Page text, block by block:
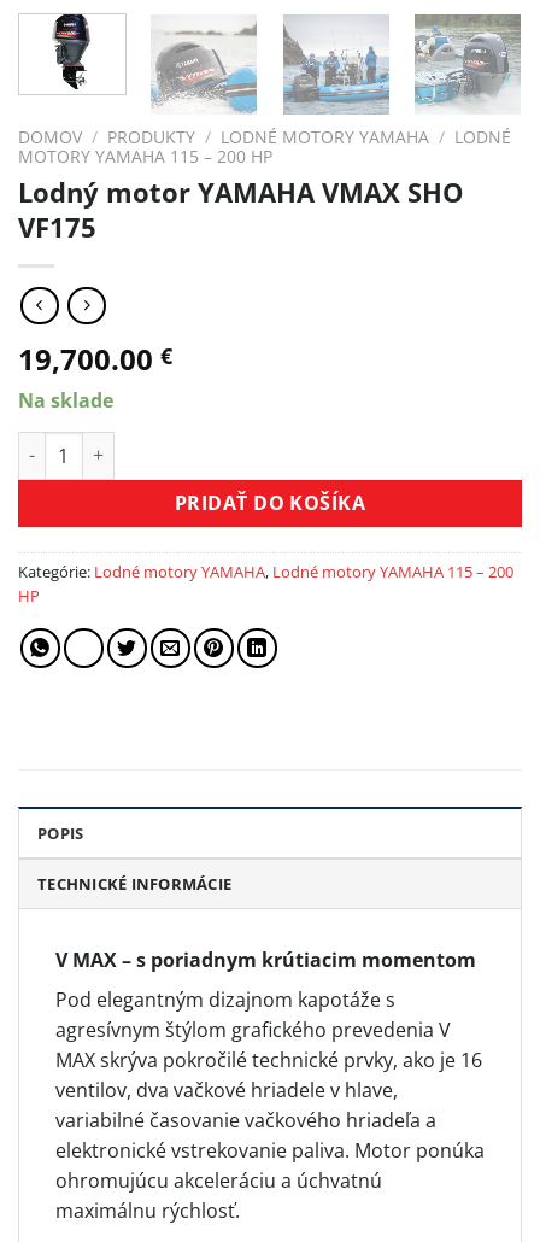
DOMOV / PRODUKTY / LODNÉ MOTORY YAMAHA / LODNÉ
MOTORY YAMAHA 115 – 200 HP
Lodný motor YAMAHA VMAX SHO
VF175
19,700.00 €
Na sklade
množstvo Lodný motor YAMAHA VMAX SHO VF175
PRIDAŤ DO KOŠÍKA
Kategórie: Lodné motory YAMAHA, Lodné motory YAMAHA 115 – 200
HP
POPIS
TECHNICKÉ INFORMÁCIE
V MAX – s poriadnym krútiacim momentom
Pod elegantným dizajnom kapotáže s
agresívnym štýlom grafického prevedenia V
MAX skrýva pokročilé technické prvky, ako je 16
ventilov, dva vačkové hriadele v hlave,
variabilné časovanie vačkového hriadeľa a
elektronické vstrekovanie paliva. Motor ponúka
ohromujúcu akceleráciu a úchvatnú
maximálnu rýchlosť.